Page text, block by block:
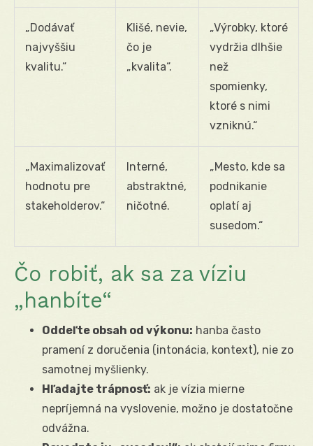
„Dodávať
najvyššiu
kvalitu.“
Klišé, nevie,
čo je
„kvalita“.
„Výrobky, ktoré
vydržia dlhšie
než
spomienky,
ktoré s nimi
vzniknú.“
„Maximalizovať
hodnotu pre
stakeholderov.“
Interné,
abstraktné,
ničotné.
„Mesto, kde sa
podnikanie
oplatí aj
susedom.“
Čo robiť, ak sa za víziu
„hanbíte“
Oddeľte obsah od výkonu: hanba často
pramení z doručenia (intonácia, kontext), nie zo
samotnej myšlienky.
Hľadajte trápnosť: ak je vízia mierne
nepríjemná na vyslovenie, možno je dostatočne
odvážna.